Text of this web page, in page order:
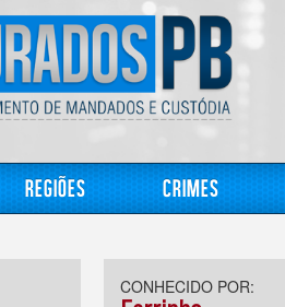
Regiões Crimes
CONHECIDO POR: